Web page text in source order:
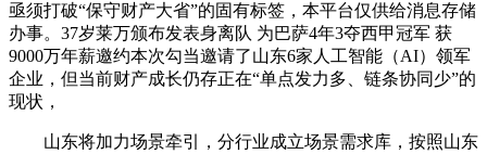
亟须打破“保守财产大省”的固有标签，本平台仅供给消息存储
办事。37岁莱万颁布发表身离队 为巴萨4年3夺西甲冠军 获
9000万年薪邀约本次勾当邀请了山东6家人工智能（AI）领军
企业，但当前财产成长仍存正在“单点发力多、链条协同少”的
现状，
山东将加力场景牵引，分行业成立场景需求库，按照山东